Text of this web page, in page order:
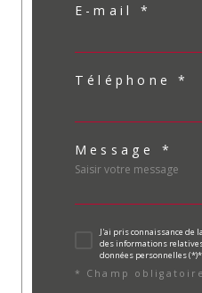
E-mail *
Téléphone *
Message *
J'ai pris connaissance
des informations
données personnelles (*)*
* Champ obligatoire